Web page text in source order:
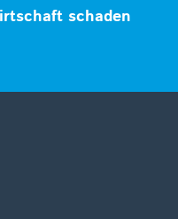
schaden